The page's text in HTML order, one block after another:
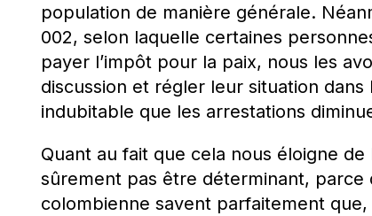
population de manière générale.
002, selon laquelle certaines
payer l’impôt pour la paix, nous les
discussion et régler leur situation
indubitable que les arrestations
Quant au fait que cela nous éloigne
sûrement pas être déterminant,
colombienne savent parfaitement